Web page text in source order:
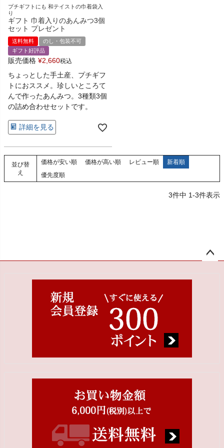
プチギフトにも 和テイストの巾着袋入
り
ギフト 巾着入りのあんみつ3個
セット プレゼント
送料無料
のし・包装不可
ギフト好評品
販売価格 ¥2,660税込
ちょっとした手土産、プチギフ
トにおススメ。珍しいところて
んで作ったあんみつ。3種類3個
の詰め合わせセットです。
詳細を見る
並び替
え
価格が安い順 価格が高い順 レビュー順
新着順
優先度順
3件中 1-3件表示